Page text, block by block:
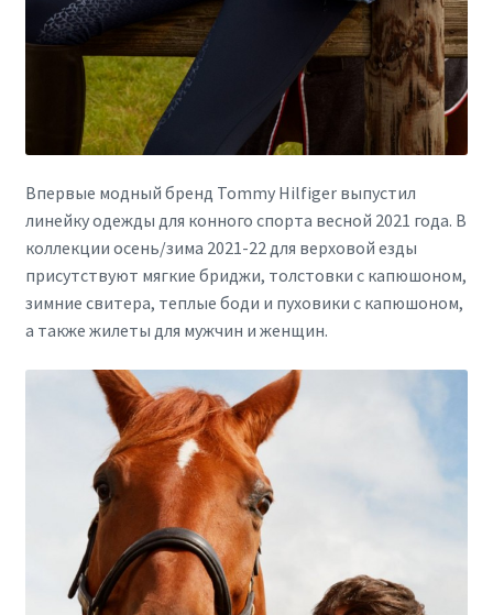
Впервые модный бренд Tommy Hilfiger выпустил
линейку одежды для конного спорта весной 2021 года. В
коллекции осень/зима 2021-22 для верховой езды
присутствуют мягкие бриджи, толстовки с капюшоном,
зимние свитера, теплые боди и пуховики с капюшоном,
а также жилеты для мужчин и женщин.